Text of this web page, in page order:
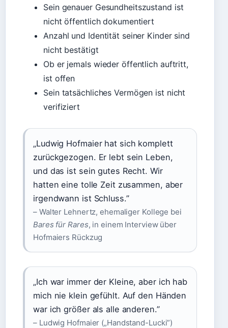
Sein genauer Gesundheitszustand ist
nicht öffentlich dokumentiert
Anzahl und Identität seiner Kinder sind
nicht bestätigt
Ob er jemals wieder öffentlich auftritt,
ist offen
Sein tatsächliches Vermögen ist nicht
verifiziert
„Ludwig Hofmaier hat sich komplett
zurückgezogen. Er lebt sein Leben,
und das ist sein gutes Recht. Wir
hatten eine tolle Zeit zusammen, aber
irgendwann ist Schluss.”
– Walter Lehnertz, ehemaliger Kollege bei
Bares für Rares, in einem Interview über
Hofmaiers Rückzug
„Ich war immer der Kleine, aber ich hab
mich nie klein gefühlt. Auf den Händen
war ich größer als alle anderen.”
– Ludwig Hofmaier („Handstand-Lucki”)